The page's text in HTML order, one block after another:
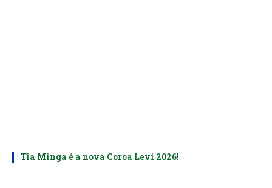
Tia Minga é a nova Coroa Levi 2026!